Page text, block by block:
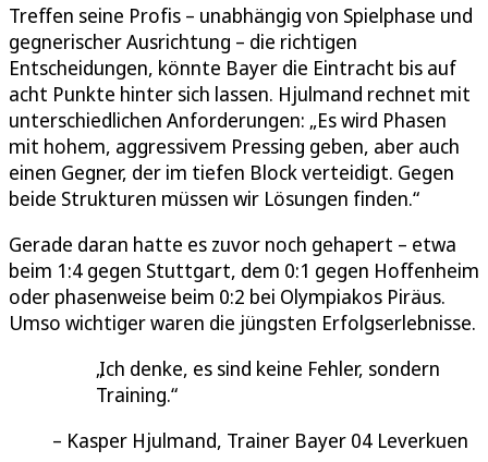
Treffen seine Profis – unabhängig von Spielphase und
gegnerischer Ausrichtung – die richtigen
Entscheidungen, könnte Bayer die Eintracht bis auf
acht Punkte hinter sich lassen. Hjulmand rechnet mit
unterschiedlichen Anforderungen: „Es wird Phasen
mit hohem, aggressivem Pressing geben, aber auch
einen Gegner, der im tiefen Block verteidigt. Gegen
beide Strukturen müssen wir Lösungen finden.“
Gerade daran hatte es zuvor noch gehapert – etwa
beim 1:4 gegen Stuttgart, dem 0:1 gegen Hoffenheim
oder phasenweise beim 0:2 bei Olympiakos Piräus.
Umso wichtiger waren die jüngsten Erfolgserlebnisse.
Ich denke, es sind keine Fehler, sondern
Training.
Kasper Hjulmand, Trainer Bayer 04 Leverkuen